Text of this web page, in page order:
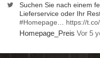
Suchen Sie nach einem
Lieferservice oder Ihr
#Homepage
https://
Homepage_Preis Vor 5